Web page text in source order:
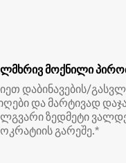
მოქნილი
დაბინავების/
და მარტივად
ზედმეტი
გარეშე.*